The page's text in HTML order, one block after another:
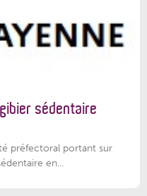
sédentaire
préfectoral portant sur
en...